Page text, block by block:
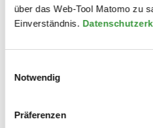
über das Web-Tool Matomo zu
Einverständnis.
Notwendig
Präferenzen